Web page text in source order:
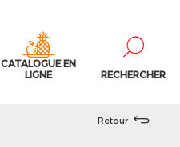
CATALOGUE EN
LIGNE
RECHERCHER
Retour